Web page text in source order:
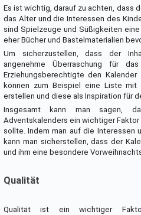
Es ist wichtig, darauf zu achten, dass
das Alter und die Interessen des
sind Spielzeuge und Süßigkeiten
eher Bücher und Bastelmaterialien
Um sicherzustellen, dass der
angenehme Überraschung für
Erziehungsberechtigte den
können zum Beispiel eine Liste mit
erstellen und diese als Inspiration für
Insgesamt kann man sagen,
Adventskalenders ein wichtiger
sollte. Indem man auf die Interessen
kann man sicherstellen, dass der
und ihm eine besondere
Qualität
Qualität ist ein wichtiger